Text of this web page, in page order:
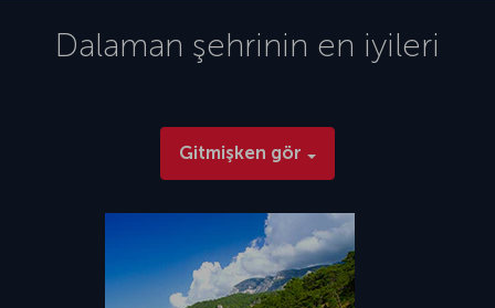
Fethiye’ye 45 km ve Marmaris’e 95 km ortalama uzaklıkta. Ünlü Türk
Rivierası'nda bulunan havalimanı, turistik yerlere yakınlığı nedeniyle
toplam 17 buçuk milyon yolcu kapasitesine sahip. Ek olarak Terminal
1 ve Terminal 2 otoparkı olmak üzere toplam 72.972 metrekare alana
sahip havalimanı otoparkı da 7 gün 24 saat hizmet veriyor.
Dalaman şehrinin en iyileri
Gitmişken gör